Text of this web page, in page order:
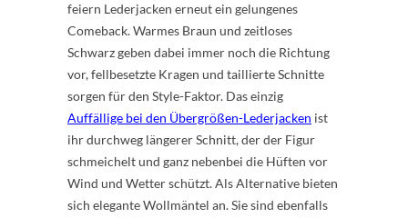
feiern Lederjacken erneut ein gelungenes
Comeback. Warmes Braun und zeitloses
Schwarz geben dabei immer noch die Richtung
vor, fellbesetzte Kragen und taillierte Schnitte
sorgen für den Style-Faktor. Das einzig
Auffällige bei den Übergrößen-Lederjacken ist
ihr durchweg längerer Schnitt, der der Figur
schmeichelt und ganz nebenbei die Hüften vor
Wind und Wetter schützt. Als Alternative bieten
sich elegante Wollmäntel an. Sie sind ebenfalls